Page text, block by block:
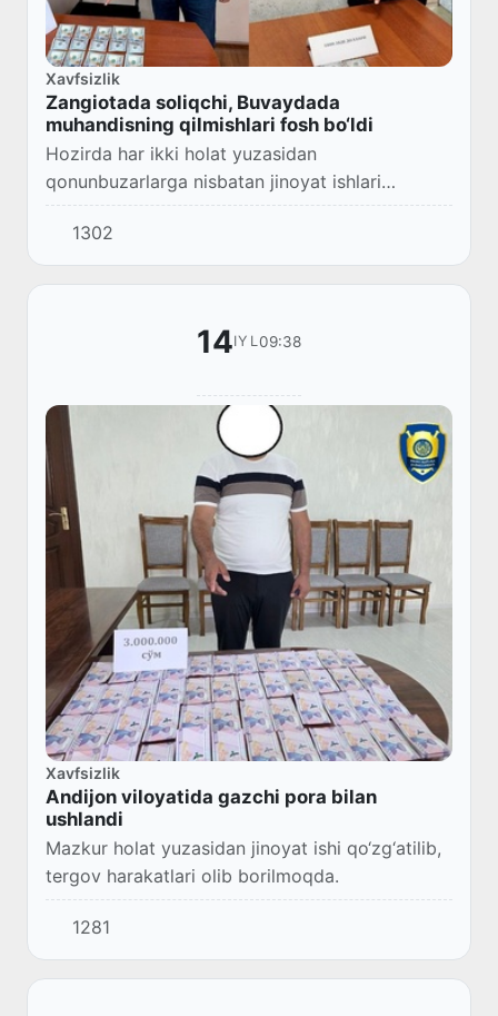
Xavfsizlik
Zangiotada soliqchi, Buvaydada
muhandisning qilmishlari fosh bo‘ldi
Hozirda har ikki holat yuzasidan
qonunbuzarlarga nisbatan jinoyat ishlari
qo‘zg‘atilib, tergov harakatlari olib borilmoqda.
1302
14IYL09:38
Xavfsizlik
Andijon viloyatida gazchi pora bilan
ushlandi
Mazkur holat yuzasidan jinoyat ishi qo‘zg‘atilib,
tergov harakatlari olib borilmoqda.
1281